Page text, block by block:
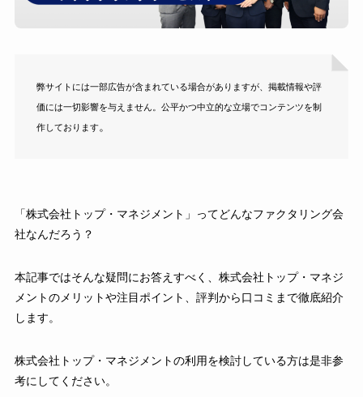
弊サイトには一部広告が含まれている場合がありますが、掲載情報や評
価には一切影響を与えません。公平かつ中立的な立場でコンテンツを制
作しております。
「株式会社トップ・マネジメント」ってどんなファクタリング会
社なんだろう？
本記事ではそんな疑問にお答えすべく、株式会社トップ・マネジ
メントのメリットや注目ポイント、評判から口コミまで徹底紹介
します。
株式会社トップ・マネジメントの利用を検討している方は是非参
考にしてください。